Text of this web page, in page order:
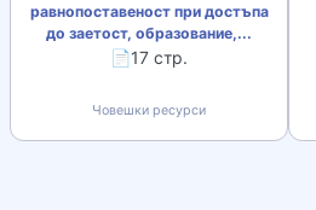
равнопоставеност при достъпа
до заетост, образование,...
📄17 стр.
Човешки ресурси